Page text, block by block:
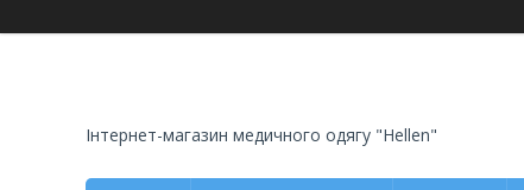
Інтернет-магазин медичного одягу "Hellen"